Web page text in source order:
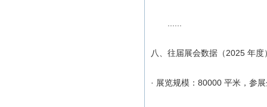
八、往届展会数据（2025 年度
· 展览规模：80000 平米，参